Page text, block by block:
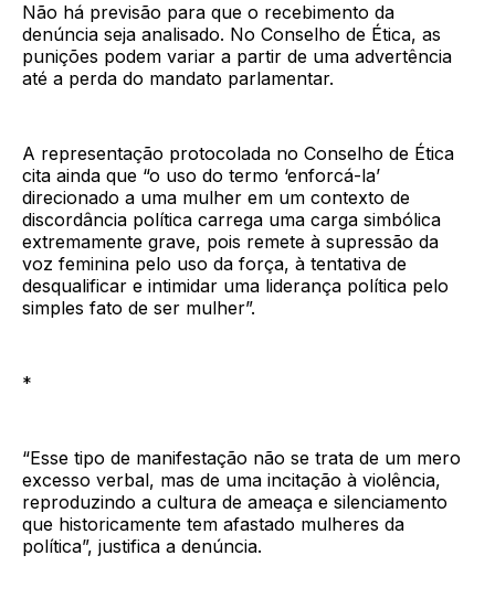
Não há previsão para que o recebimento da
denúncia seja analisado. No Conselho de Ética, as
punições podem variar a partir de uma advertência
até a perda do mandato parlamentar.
A representação protocolada no Conselho de Ética
cita ainda que “o uso do termo ‘enforcá-la’
direcionado a uma mulher em um contexto de
discordância política carrega uma carga simbólica
extremamente grave, pois remete à supressão da
voz feminina pelo uso da força, à tentativa de
desqualificar e intimidar uma liderança política pelo
simples fato de ser mulher”.
*
“Esse tipo de manifestação não se trata de um mero
excesso verbal, mas de uma incitação à violência,
reproduzindo a cultura de ameaça e silenciamento
que historicamente tem afastado mulheres da
política”, justifica a denúncia.